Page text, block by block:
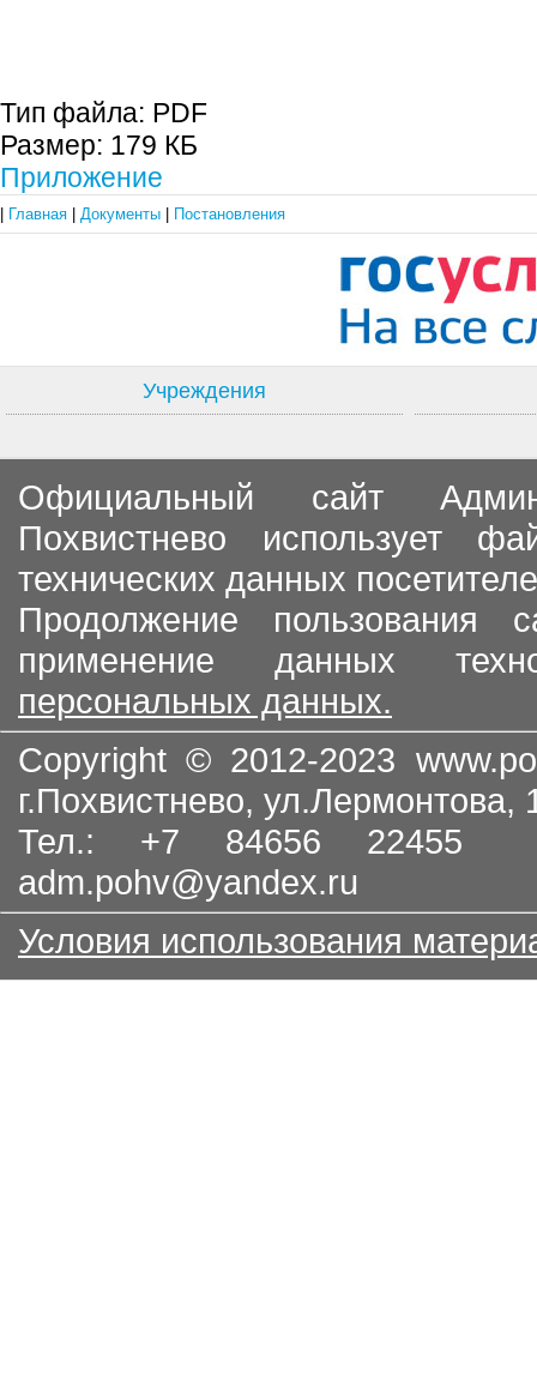
Тип файла: PDF
Размер: 179 КБ
Приложение
Главная Документы Постановления
Учреждения
Официальный сайт
Похвистнево использует
технических данных
Продолжение пользования
применение данных
персональных данных.
Copyright © 2012-2023
г.Похвистнево, ул.Лермонтова,
Тел.: +7 84656
adm.pohv@yandex.ru
Условия использования